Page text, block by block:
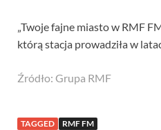
„Twoje fajne miasto w RMF
którą stacja prowadziła w
Źródło: Grupa RMF
TAGGED RMF FM